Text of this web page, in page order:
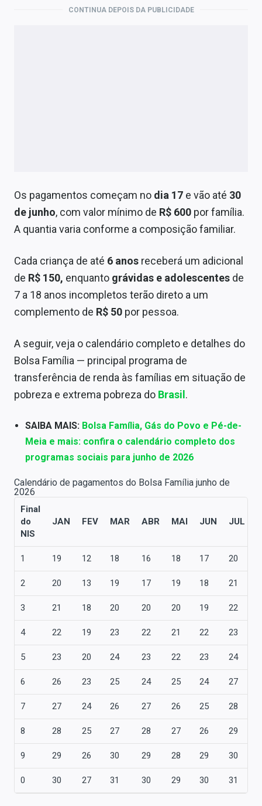
Expediente
Contato
CONTINUA DEPOIS DA PUBLICIDADE
Os pagamentos começam no dia 17 e vão até 30
de junho, com valor mínimo de R$ 600 por família.
A quantia varia conforme a composição familiar.
Cada criança de até 6 anos receberá um adicional
de R$ 150, enquanto grávidas e adolescentes de
7 a 18 anos incompletos terão direto a um
complemento de R$ 50 por pessoa.
A seguir, veja o calendário completo e detalhes do
Bolsa Família — principal programa de
transferência de renda às famílias em situação de
pobreza e extrema pobreza do Brasil .
SAIBA MAIS: Bolsa Família, Gás do Povo e Pé-de-
Meia e mais: confira o calendário completo dos
programas sociais para junho de 2026
Calendário de pagamentos do Bolsa Família junho de
2026
Final
do
NIS
JAN FEV MAR ABR MAI JUN JUL
1 19 12 18 16 18 17 20
2 20 13 19 17 19 18 21
3 21 18 20 20 20 19 22
4 22 19 23 22 21 22 23
5 23 20 24 23 22 23 24
6 26 23 25 24 25 24 27
7 27 24 26 27 26 25 28
8 28 25 27 28 27 26 29
9 29 26 30 29 28 29 30
0 30 27 31 30 29 30 31